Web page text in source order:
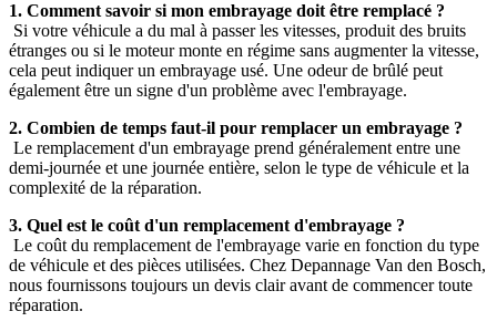
1. Comment savoir si mon embrayage doit être remplacé ?
Si votre véhicule a du mal à passer les vitesses, produit des bruits
étranges ou si le moteur monte en régime sans augmenter la vitesse,
cela peut indiquer un embrayage usé. Une odeur de brûlé peut
également être un signe d'un problème avec l'embrayage.
2. Combien de temps faut-il pour remplacer un embrayage ?
Le remplacement d'un embrayage prend généralement entre une
demi-journée et une journée entière, selon le type de véhicule et la
complexité de la réparation.
3. Quel est le coût d'un remplacement d'embrayage ?
Le coût du remplacement de l'embrayage varie en fonction du type
de véhicule et des pièces utilisées. Chez Depannage Van den Bosch,
nous fournissons toujours un devis clair avant de commencer toute
réparation.